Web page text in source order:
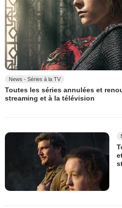
News - Séries à la TV
Toutes les séries annulées et
streaming et à la télévision